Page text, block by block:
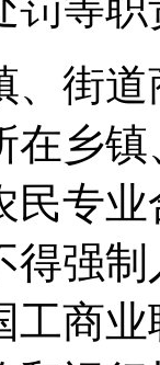
、街
在乡
民专
得强
工商